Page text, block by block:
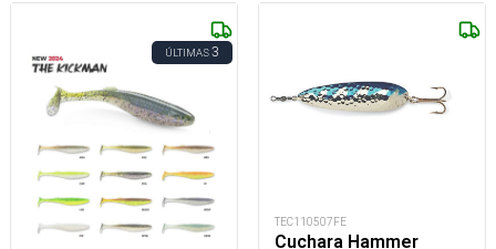
ÚLTIMAS3
TEC110507FE
Cuchara Hammer